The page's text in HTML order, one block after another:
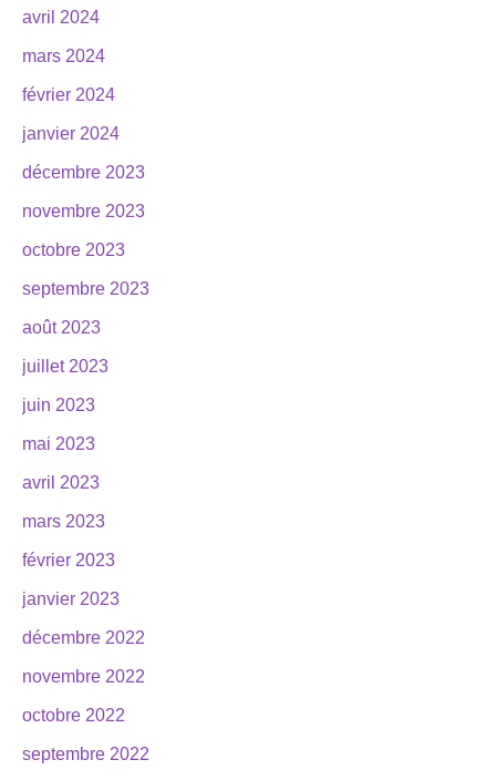
avril 2024
mars 2024
février 2024
janvier 2024
décembre 2023
novembre 2023
octobre 2023
septembre 2023
août 2023
juillet 2023
juin 2023
mai 2023
avril 2023
mars 2023
février 2023
janvier 2023
décembre 2022
novembre 2022
octobre 2022
septembre 2022